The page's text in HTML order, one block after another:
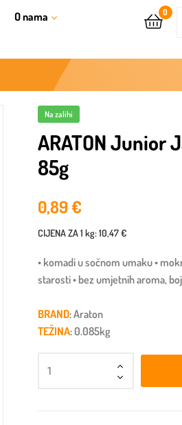
O nama 0
Na zalihi
ARATON Junior
85g
0,89€
CIJENA ZA1 kg:10,47 €
• komadi u sočnom umaku •
starosti • bez umjetnih aroma,
BRAND: Araton
TEŽINA: 0.085kg